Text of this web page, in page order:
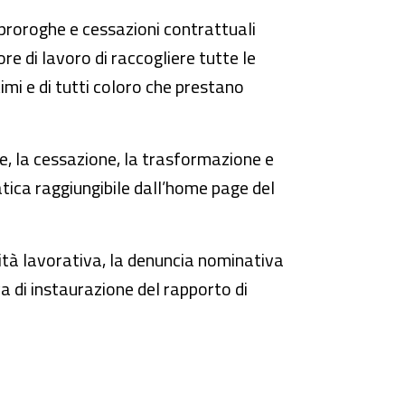
e cessazioni contrattuali
di lavoro di raccogliere tutte le
e di tutti coloro che prestano
la cessazione, la trasformazione e
raggiungibile dall’home page del
lavorativa, la denuncia nominativa
di instaurazione del rapporto di